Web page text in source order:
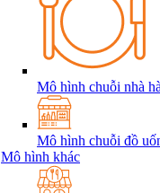
Mô hình chuỗi nhà
Mô hình chuỗi đồ
Mô hình khác